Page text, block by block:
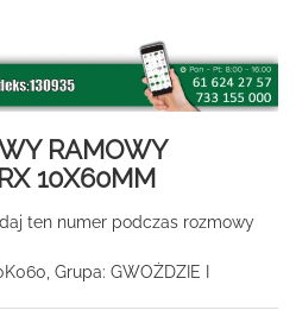
RAMOWY
10X60MM
ten numer podczas rozmowy
Grupa: GWOŻDZIE I